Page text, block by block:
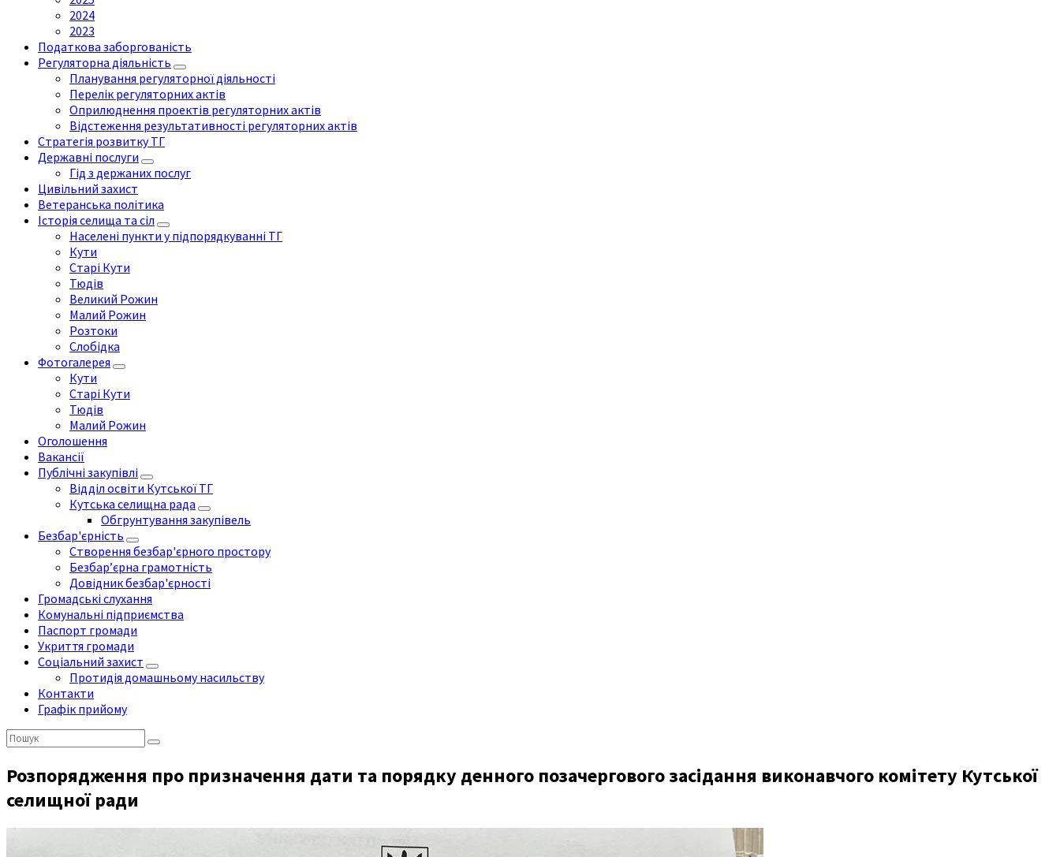
2024
2023
Податкова заборгованість
Регуляторна діяльність
Планування регуляторної діяльності
Перелік регуляторних актів
Оприлюднення проектів регуляторних актів
Відстеження результативності регуляторних актів
Стратегія розвитку ТГ
Державні послуги
Гід з держаних послуг
Цивільний захист
Ветеранська політика
Історія селища та сіл
Населені пункти у підпорядкуванні ТГ
Кути
Старі Кути
Тюдів
Великий Рожин
Малий Рожин
Розтоки
Слобідка
Фотогалерея
Кути
Старі Кути
Тюдів
Малий Рожин
Оголошення
Вакансії
Публічні закупівлі
Відділ освіти Кутської ТГ
Кутська селищна рада
Обгрунтування закупівель
Безбар'єрність
Створення безбар'єрного простору
Безбар’єрна грамотність
Довідник безбар'єрності
Громадські слухання
Комунальні підприємства
Паспорт громади
Укриття громади
Соціальний захист
Протидія домашньому насильству
Контакти
Графік прийому
Пошук:
Розпорядження про призначення дати та порядку денного позачергового засідання виконавчого комітету Кутської
селищної ради